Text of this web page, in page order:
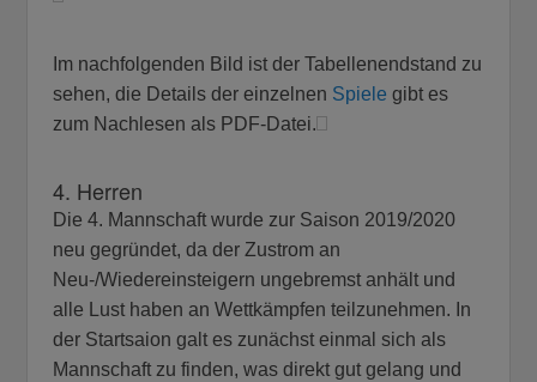
Im nachfolgenden Bild ist der Tabellenendstand zu
sehen, die Details der einzelnen Spiele gibt es
zum Nachlesen als PDF-Datei.
4. Herren
Die 4. Mannschaft wurde zur Saison 2019/2020
neu gegründet, da der Zustrom an
Neu-/Wiedereinsteigern ungebremst anhält und
alle Lust haben an Wettkämpfen teilzunehmen. In
der Startsaion galt es zunächst einmal sich als
Mannschaft zu finden, was direkt gut gelang und